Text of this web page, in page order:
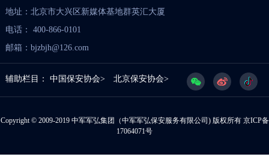
地址：北京市大兴区新媒体基地群英汇大厦
电话： 400-866-0101
邮箱：bjzbjh@126.com
辅助栏目： 中国保安协会> 北京保安协会>
Copyright © 2009-2019 中军军弘集团（中军军弘保安服务有限公司) 版权所有 京ICP备
17064071号